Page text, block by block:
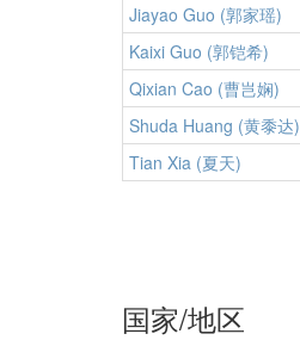
Jiayao Guo (郭家瑶)
Kaixi Guo (郭铠希)
Qixian Cao (曹岂娴)
Shuda Huang (黄黍达)
Tian Xia (夏天)
国家/地区